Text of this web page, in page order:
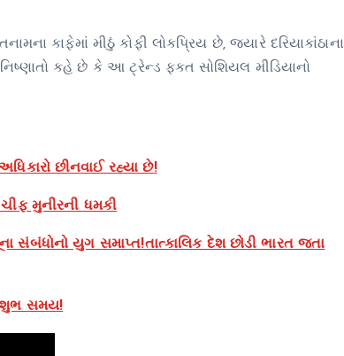
કાફેમાં મીઠું કોફી લોકપ્રિય છે, જ્યારે દરિયાકાંઠાના
કહે છે કે આ ટ્રેન્ડ ફક્ત સોશિયલ મીડિયાનો
છીનવાઈ રહ્યા છે!
મુનીરની ધમકી
સંબંધોનો યુગ સમાપ્ત!તાત્કાલિક દેશ છોડી ભારત જતા
શુભ સમય!